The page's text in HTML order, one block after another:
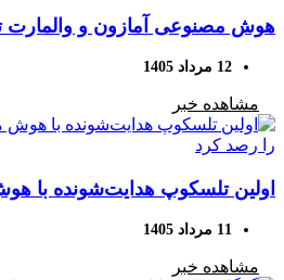
هوش مصنوعی آمازون و
«ساخت آمریکا» را تشخیص
12 مرداد 1405
مشاهده خبر
اولین تلسکوپ هدایت‌شونده با
آسمان را رصد کرد
11 مرداد 1405
مشاهده خبر